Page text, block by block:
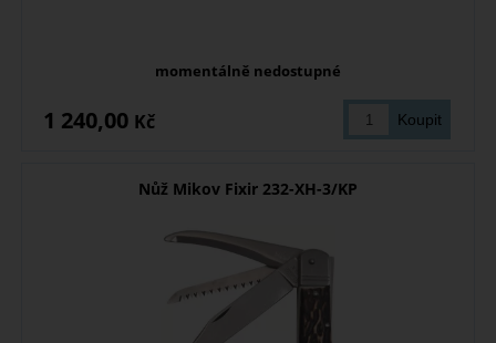
momentálně nedostupné
1 240,00 Kč
Nůž Mikov Fixir 232-XH-3/KP